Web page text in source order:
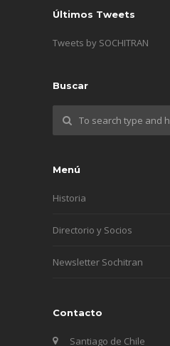
Últimos Tweets
Tweets by SOCHITRAN
Buscar
Menú
Historia
Directorio y Socios
Newsletter Sochitran
Contacto
Santiago de Chile